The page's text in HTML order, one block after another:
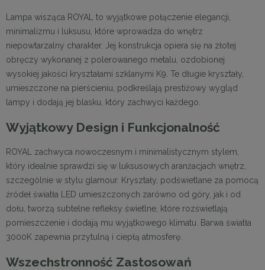
Lampa wisząca ROYAL to wyjątkowe połączenie elegancji,
minimalizmu i luksusu, które wprowadza do wnętrz
niepowtarzalny charakter. Jej konstrukcja opiera się na złotej
obręczy wykonanej z polerowanego metalu, ozdobionej
wysokiej jakości kryształami szklanymi K9. Te długie kryształy,
umieszczone na pierścieniu, podkreślają prestiżowy wygląd
lampy i dodają jej blasku, który zachwyci każdego.
Wyjątkowy Design i Funkcjonalność
ROYAL zachwyca nowoczesnym i minimalistycznym stylem,
który idealnie sprawdzi się w luksusowych aranżacjach wnętrz,
szczególnie w stylu glamour. Kryształy, podświetlane za pomocą
źródeł światła LED umieszczonych zarówno od góry, jak i od
dołu, tworzą subtelne refleksy świetlne, które rozświetlają
pomieszczenie i dodają mu wyjątkowego klimatu. Barwa światła
3000K zapewnia przytulną i ciepłą atmosferę.
Wszechstronność Zastosowań